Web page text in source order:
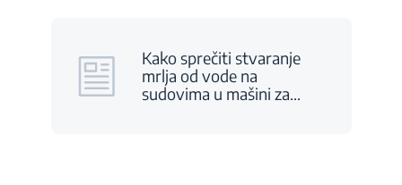
Kako sprečiti stvaranje
mrlja od vode na
sudovima u mašini za…